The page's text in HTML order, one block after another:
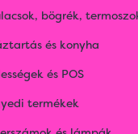
bögrék,
és konyha
és POS
termékek
Kések és